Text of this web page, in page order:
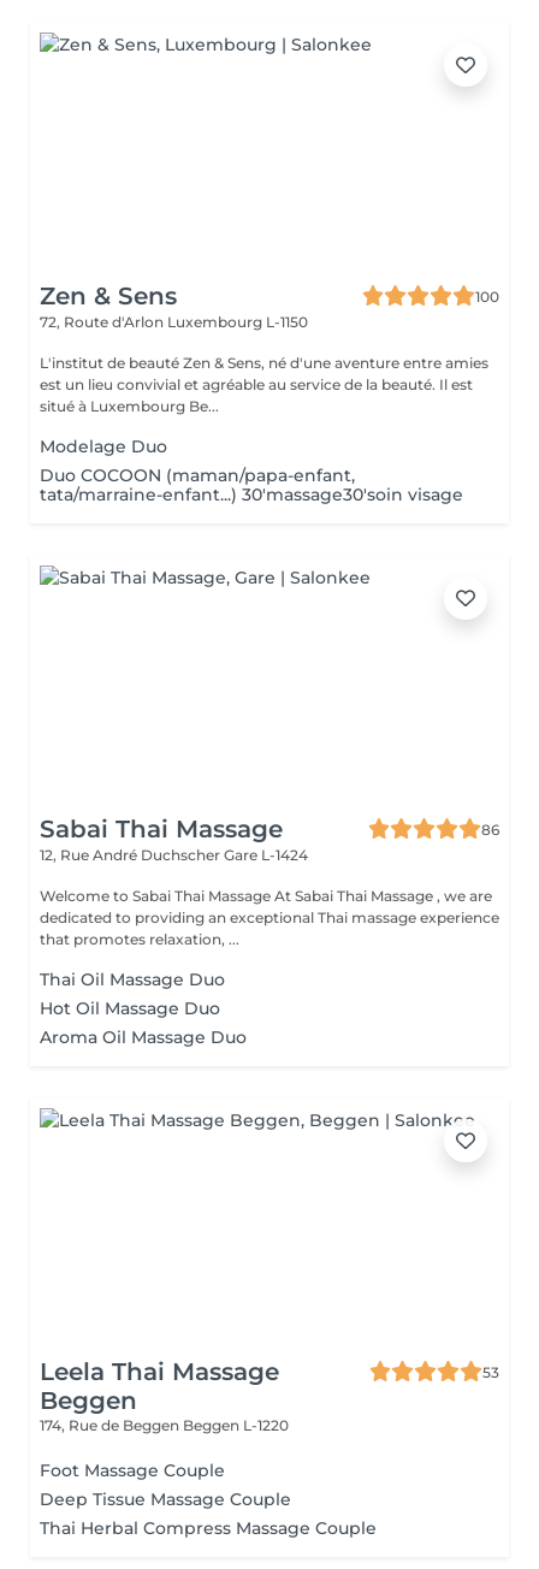
Zen & Sens
100
72, Route d'Arlon Luxembourg L-1150
L'institut de beauté Zen & Sens, né d'une aventure entre amies
est un lieu convivial et agréable au service de la beauté. Il est
situé à Luxembourg Be...
Modelage Duo
Duo COCOON (maman/papa-enfant,
tata/marraine-enfant...) 30'massage30'soin visage
Sabai Thai Massage
86
12, Rue André Duchscher Gare L-1424
Welcome to Sabai Thai Massage At Sabai Thai Massage , we are
dedicated to providing an exceptional Thai massage experience
that promotes relaxation, ...
Thai Oil Massage Duo
Hot Oil Massage Duo
Aroma Oil Massage Duo
Leela Thai Massage
Beggen
53
174, Rue de Beggen Beggen L-1220
Foot Massage Couple
Deep Tissue Massage Couple
Thai Herbal Compress Massage Couple